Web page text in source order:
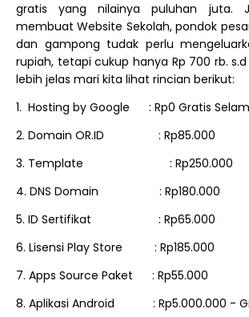
gratis yang nilainya puluhan juta.
membuat Website Sekolah, pondok
dan gampong tudak perlu
rupiah, tetapi cukup hanya Rp 700 rb.
lebih jelas mari kita lihat rincian berikut:
1. Hosting by Google
: Rp0 Gratis
2. Domain OR.ID
: Rp85.000
3. Template
: Rp250.000
4. DNS Domain
: Rp180.000
5. ID Sertifikat
: Rp65.000
6. Lisensi Play Store
: Rp185.000
7. Apps Source Paket
: Rp55.000
8. Aplikasi Android
: Rp5.000.000 -